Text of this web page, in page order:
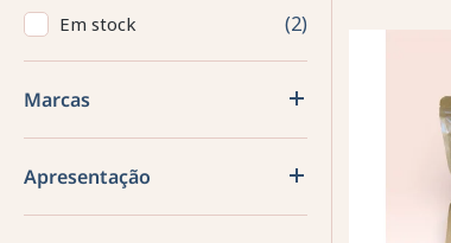
Em stock 2
Marcas
Apresentação